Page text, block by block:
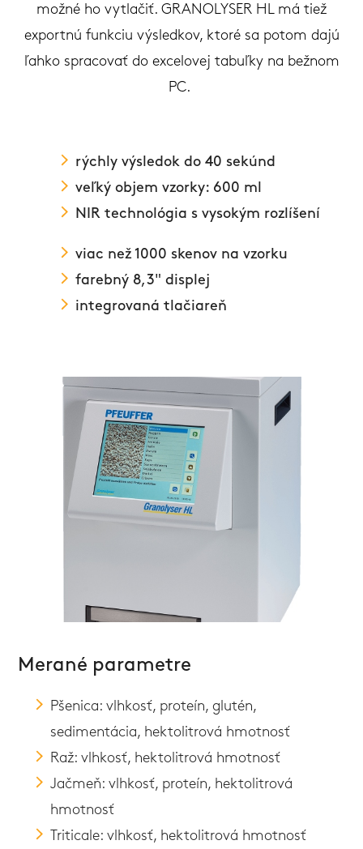
možné ho vytlačiť. GRANOLYSER HL má tiež
exportnú funkciu výsledkov, ktoré sa potom dajú
ľahko spracovať do excelovej tabuľky na bežnom
PC.
rýchly výsledok do 40 sekúnd
veľký objem vzorky: 600 ml
NIR technológia s vysokým rozlíšení
viac než 1000 skenov na vzorku
farebný 8,3" displej
integrovaná tlačiareň
Merané parametre
Pšenica: vlhkosť, proteín, glutén,
sedimentácia, hektolitrová hmotnosť
Raž: vlhkosť, hektolitrová hmotnosť
Jačmeň: vlhkosť, proteín, hektolitrová
hmotnosť
Triticale: vlhkosť, hektolitrová hmotnosť